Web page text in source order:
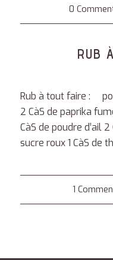
0 /
RUB
Rub à tout faire :
2 CàS de paprika
CàS de poudre d’ail
sucre roux 1 CàS de
1 /